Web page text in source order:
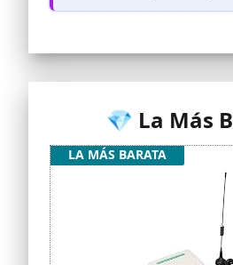
seguridad en cada
💎 La Más
LA MÁS BARATA